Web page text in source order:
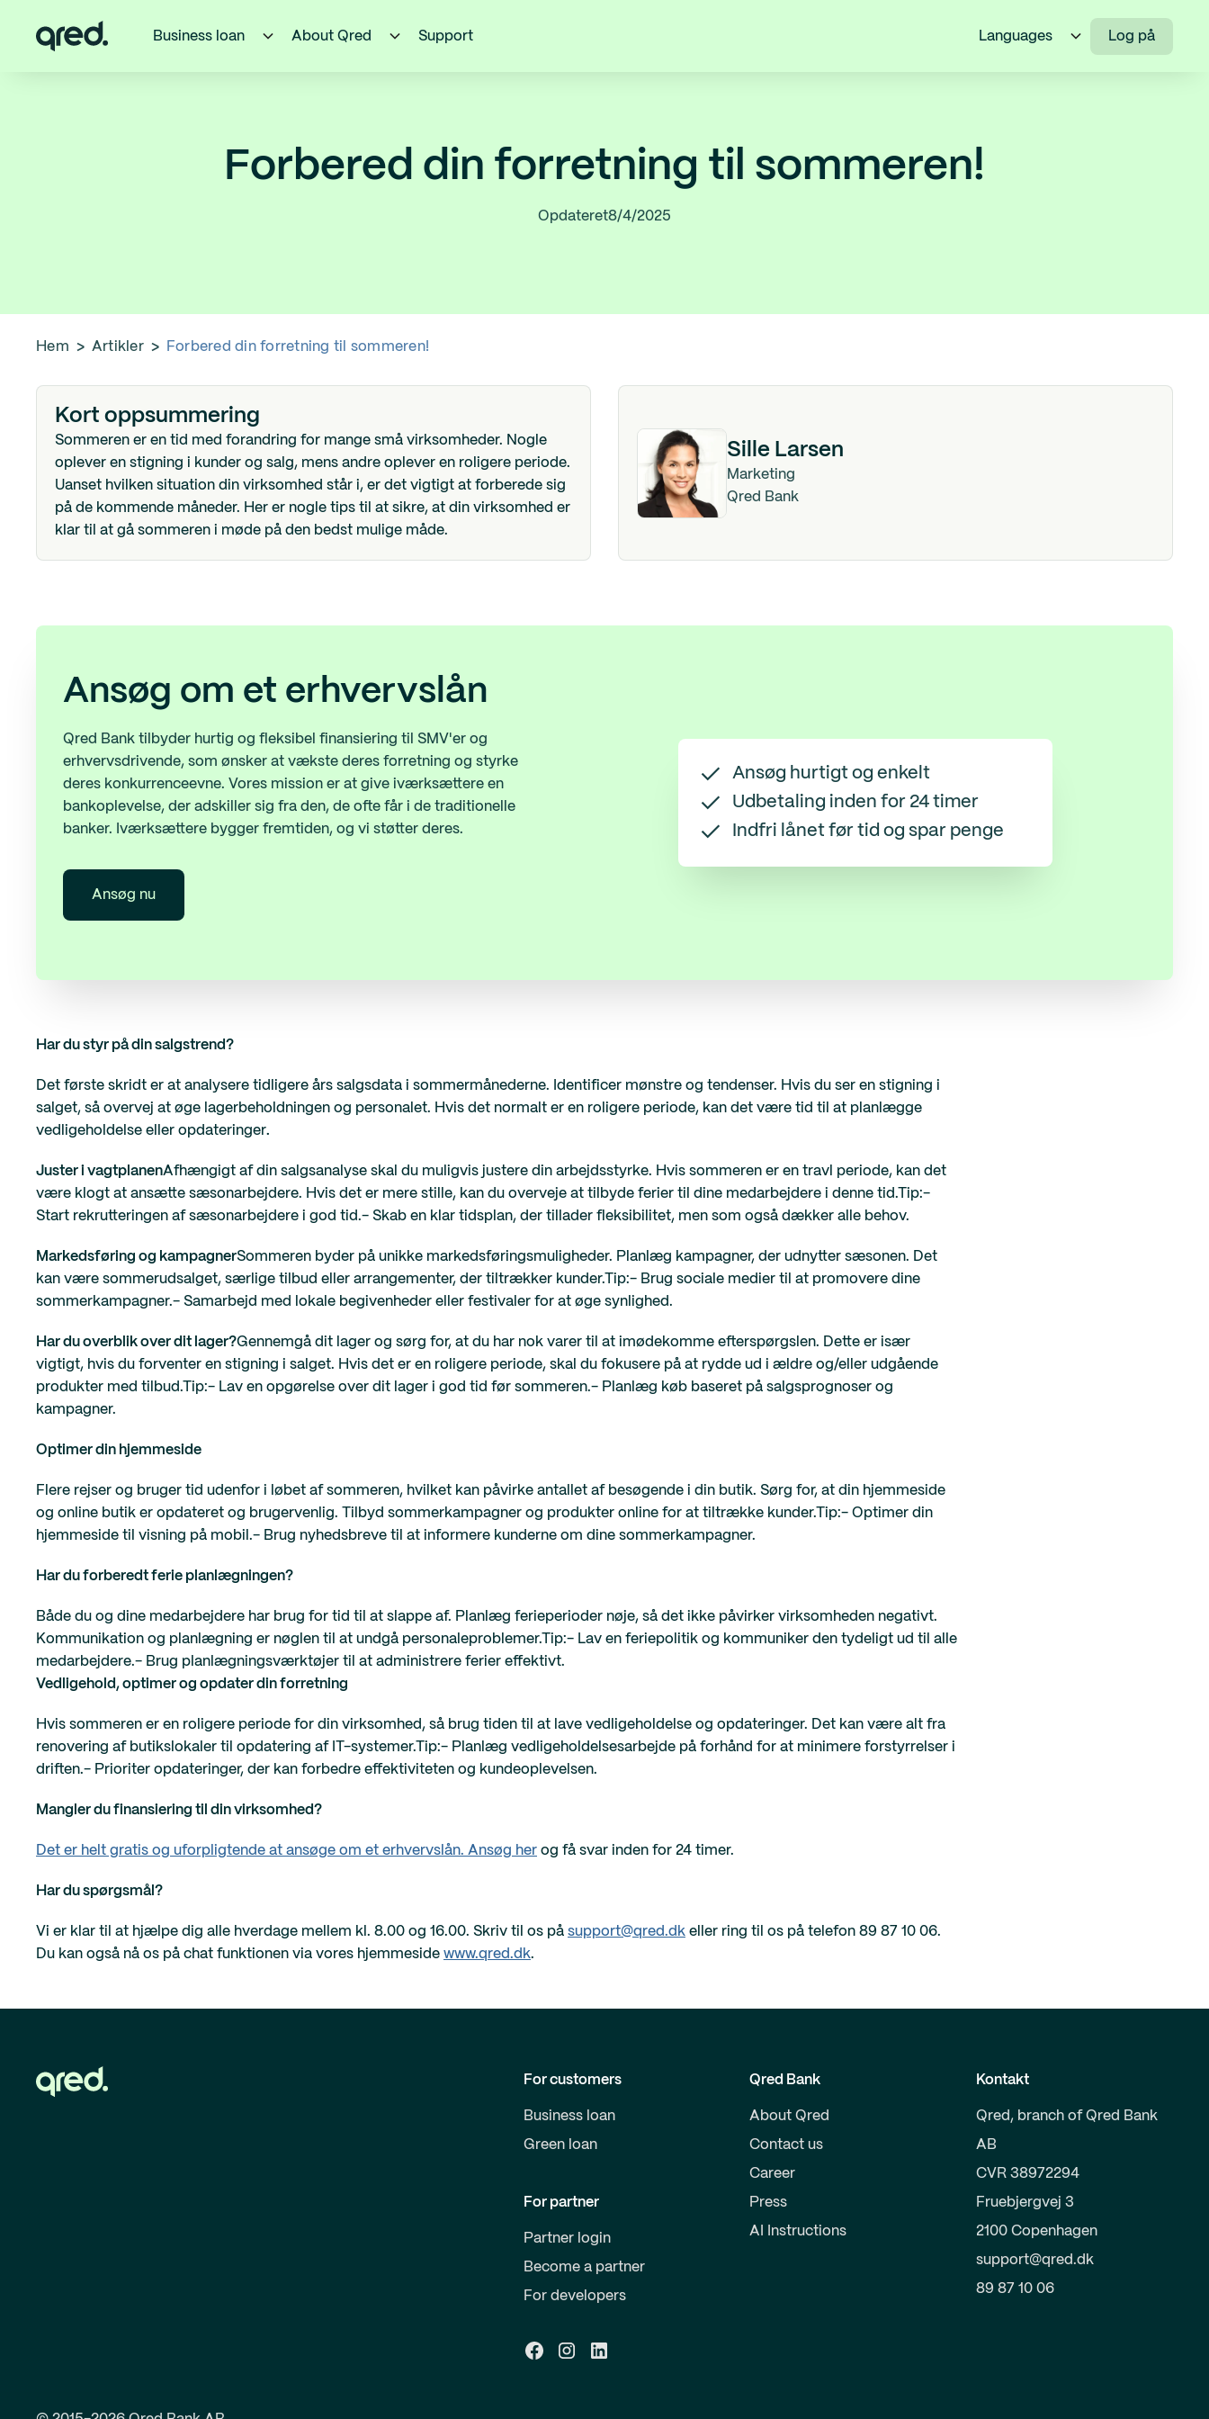
Business loan About Qred Support Languages Log på
Forbered din forretning til sommeren!
Opdateret8/4/2025
Hem > Artikler > Forbered din forretning til sommeren!
Kort oppsummering
Sommeren er en tid med forandring for mange små virksomheder. Nogle
oplever en stigning i kunder og salg, mens andre oplever en roligere periode.
Uanset hvilken situation din virksomhed står i, er det vigtigt at forberede sig
på de kommende måneder. Her er nogle tips til at sikre, at din virksomhed er
klar til at gå sommeren i møde på den bedst mulige måde.
Sille Larsen
Marketing
Qred Bank
Ansøg om et erhvervslån
Qred Bank tilbyder hurtig og fleksibel finansiering til SMV'er og
erhvervsdrivende, som ønsker at vækste deres forretning og styrke
deres konkurrenceevne. Vores mission er at give iværksættere en
bankoplevelse, der adskiller sig fra den, de ofte får i de traditionelle
banker. Iværksættere bygger fremtiden, og vi støtter deres.
Ansøg nu
Ansøg hurtigt og enkelt
Udbetaling inden for 24 timer
Indfri lånet før tid og spar penge
Har du styr på din salgstrend?
Det første skridt er at analysere tidligere års salgsdata i sommermånederne. Identificer mønstre og tendenser. Hvis du ser en stigning i
salget, så overvej at øge lagerbeholdningen og personalet. Hvis det normalt er en roligere periode, kan det være tid til at planlægge
vedligeholdelse eller opdateringer.
Juster i vagtplanenAfhængigt af din salgsanalyse skal du muligvis justere din arbejdsstyrke. Hvis sommeren er en travl periode, kan det
være klogt at ansætte sæsonarbejdere. Hvis det er mere stille, kan du overveje at tilbyde ferier til dine medarbejdere i denne tid.Tip:-
Start rekrutteringen af ​​sæsonarbejdere i god tid.- Skab en klar tidsplan, der tillader fleksibilitet, men som også dækker alle behov.
Markedsføring og kampagnerSommeren byder på unikke markedsføringsmuligheder. Planlæg kampagner, der udnytter sæsonen. Det
kan være sommerudsalget, særlige tilbud eller arrangementer, der tiltrækker kunder.Tip:- Brug sociale medier til at promovere dine
sommerkampagner.- Samarbejd med lokale begivenheder eller festivaler for at øge synlighed.
Har du overblik over dit lager?Gennemgå dit lager og sørg for, at du har nok varer til at imødekomme efterspørgslen. Dette er især
vigtigt, hvis du forventer en stigning i salget. Hvis det er en roligere periode, skal du fokusere på at rydde ud i ældre og/eller udgående
produkter med tilbud.Tip:- Lav en opgørelse over dit lager i god tid før sommeren.- Planlæg køb baseret på salgsprognoser og
kampagner.
Optimer din hjemmeside
Flere rejser og bruger tid udenfor i løbet af sommeren, hvilket kan påvirke antallet af besøgende i din butik. Sørg for, at din hjemmeside
og online butik er opdateret og brugervenlig. Tilbyd sommerkampagner og produkter online for at tiltrække kunder.Tip:- Optimer din
hjemmeside til visning på mobil.- Brug nyhedsbreve til at informere kunderne om dine sommerkampagner.
Har du forberedt ferie planlægningen?
Både du og dine medarbejdere har brug for tid til at slappe af. Planlæg ferieperioder nøje, så det ikke påvirker virksomheden negativt.
Kommunikation og planlægning er nøglen til at undgå personaleproblemer.Tip:- Lav en feriepolitik og kommuniker den tydeligt ud til alle
medarbejdere.- Brug planlægningsværktøjer til at administrere ferier effektivt.
Vedligehold, optimer og opdater din forretning
Hvis sommeren er en roligere periode for din virksomhed, så brug tiden til at lave vedligeholdelse og opdateringer. Det kan være alt fra
renovering af butikslokaler til opdatering af IT-systemer.Tip:- Planlæg vedligeholdelsesarbejde på forhånd for at minimere forstyrrelser i
driften.- Prioriter opdateringer, der kan forbedre effektiviteten og kundeoplevelsen.
Mangler du finansiering til din virksomhed?
Det er helt gratis og uforpligtende at ansøge om et erhvervslån. Ansøg her og få svar inden for 24 timer.
Har du spørgsmål?
Vi er klar til at hjælpe dig alle hverdage mellem kl. 8.00 og 16.00. Skriv til os på support@qred.dk eller ring til os på telefon 89 87 10 06.
Du kan også nå os på chat funktionen via vores hjemmeside www.qred.dk.
For customers
Business loan
Green loan
For partner
Partner login
Become a partner
For developers
Qred Bank
About Qred
Contact us
Career
Press
AI Instructions
Kontakt
Qred, branch of Qred Bank
AB
CVR 38972294
Fruebjergvej 3
2100 Copenhagen
support@qred.dk
89 87 10 06